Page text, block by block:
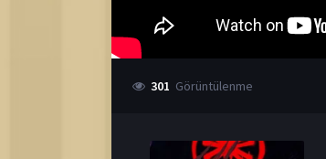
301 Görüntülenme